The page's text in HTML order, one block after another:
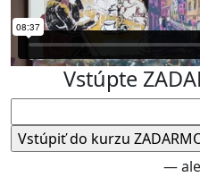
Vstúpte
—